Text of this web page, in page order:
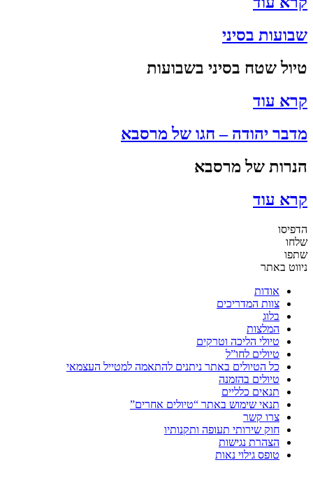
שבועות בסיני
טיול שטח בסיני בשבועות
קרא עוד
מדבר יהודה – חגו של מרסבא
הנרות של מרסבא
קרא עוד
הדפיסו
שלחו
שתפו
ניווט באתר
אודות
צוות המדריכים
בלוג
המלצות
טיולי הליכה וטרקים
טיולים לחו”ל
כל הטיולים באתר ניתנים להתאמה למטייל העצמאי
טיולים בהזמנה
תנאים כלליים
תנאי שימוש באתר “טיולים אחרים”
צרו קשר
חוק שירותי תעופה ותקנותיו
הצהרת נגישות
טופס גילוי נאות